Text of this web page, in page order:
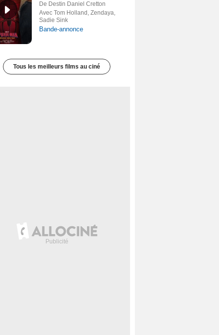
De Destin Daniel Cretton
Avec Tom Holland, Zendaya,
Sadie Sink
Bande-annonce
Tous les meilleurs films au ciné